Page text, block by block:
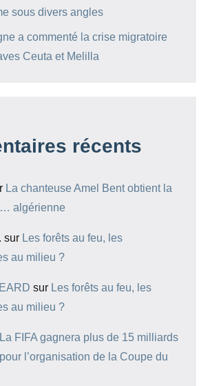
sous divers angles
a commenté la crise migratoire
Ceuta et Melilla
récents
La chanteuse Amel Bent obtient la
algérienne
sur Les forêts au feu, les
au milieu ?
sur Les forêts au feu, les
au milieu ?
La FIFA gagnera plus de 15 milliards
l’organisation de la Coupe du